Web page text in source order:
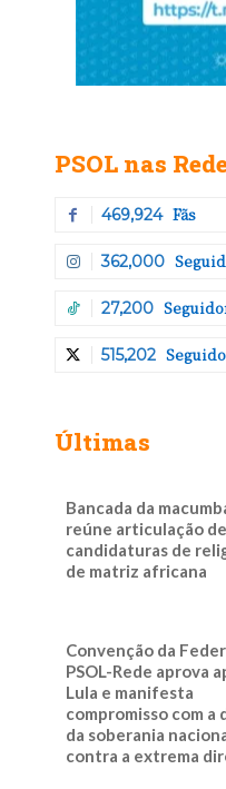
PSOL nas
469,924 Fãs
362,000
27,200
515,202
Últimas
Bancada da
reúne articulação de
candidaturas de
de matriz africana
Convenção da
PSOL-Rede aprova
Lula e manifesta
compromisso com a
da soberania
contra a extrema